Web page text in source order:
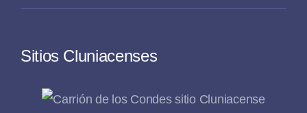
Sitios Cluniacenses